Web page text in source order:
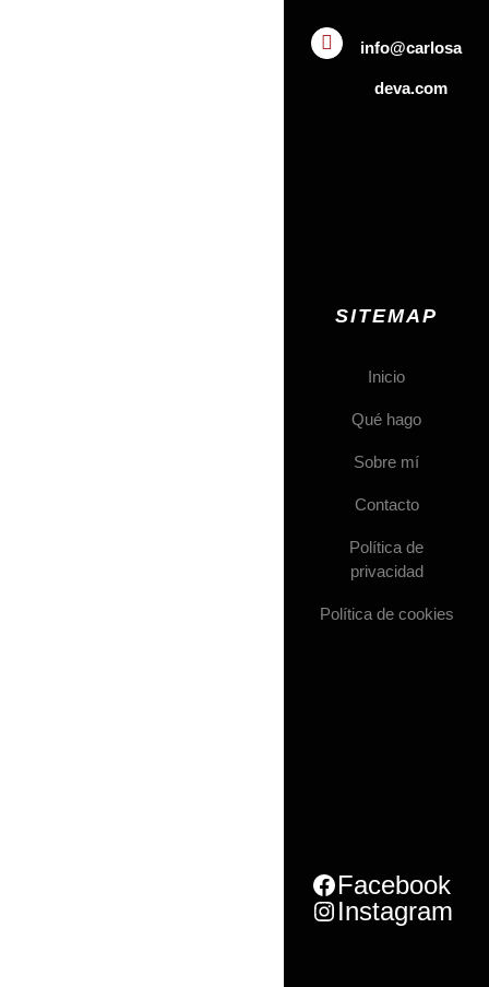
info@carlosa
deva.com
SITEMAP
Inicio
Qué hago
Sobre mí
Contacto
Política de
privacidad
Política de cookies
Facebook
Instagram